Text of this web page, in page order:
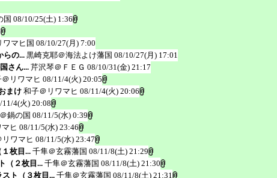
国 08/10/25(土) 1:36
ワマヒ国 08/10/27(月) 7:00
らの... 黒崎克耶＠海法よけ藩国 08/10/27(月) 17:01
さん... 芹沢琴＠ＦＥＧ 08/10/31(金) 21:17
リワマヒ 08/11/4(火) 20:05
まけ 和子＠リワマヒ 08/11/4(火) 20:06
11/4(火) 20:08
鍋の国 08/11/5(水) 0:39
ヒ 08/11/5(水) 23:46
リワマヒ 08/11/5(水) 23:47
枚目... 千隼＠玄霧藩国 08/11/8(土) 21:29
（２枚目... 千隼＠玄霧藩国 08/11/8(土) 21:30
ト（３枚目... 千隼＠玄霧藩国 08/11/8(土) 21:31